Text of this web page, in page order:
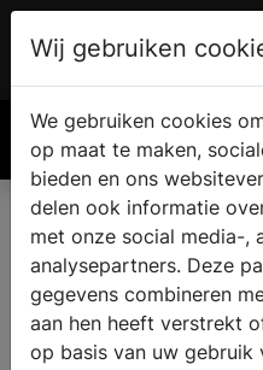
Wij gebruiken
We gebruiken cookies
op maat te maken,
bieden en ons
delen ook informatie
met onze social media-,
analysepartners. Deze
gegevens combineren
aan hen heeft verstrekt
op basis van uw gebruik